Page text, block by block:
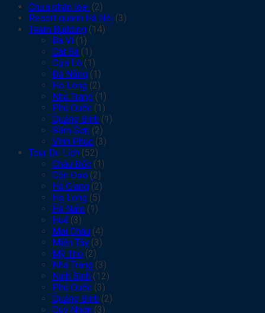
Chưa phân loại (2)
Resort quanh Hà Nội (3)
Team Building (14)
Ba Vì (1)
Cát Bà (1)
Cửa Lò (1)
Đà Nẵng (1)
Hạ Long (2)
Nha Trang (1)
Phú Quốc (1)
Quảng Bình (1)
Sầm Sơn (2)
Vĩnh Phúc (3)
Tour Du Lịch (52)
Châu Đốc (1)
Côn Đảo (2)
Hà Giang (2)
Hạ Long (5)
Hà Nam (1)
Huế (3)
Mai Châu (4)
Miền Tây (3)
Mỹ Tho (2)
Nha Trang (3)
Ninh Bình (12)
Phú Quốc (3)
Quảng Bình (2)
Quy Nhơn (3)